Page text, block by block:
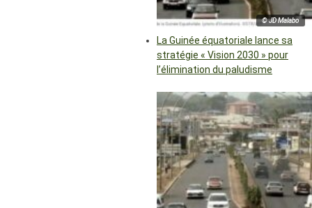
© JD Malabo
La Guinée équatoriale lance sa
stratégie « Vision 2030 » pour
l’élimination du paludisme